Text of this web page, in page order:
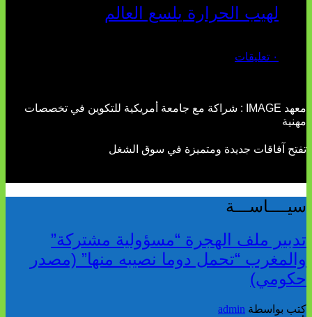
لهيب الحرارة يلسع العالم
٠ تعليقات
معهد IMAGE : شراكة مع جامعة أمريكية للتكوين في تخصصات
مهنية
تفتح آفاقات جديدة ومتميزة في سوق الشغل
سيــــاســـة
تدبير ملف الهجرة “مسؤولية مشتركة”
والمغرب “تحمل دوما نصيبه منها” (مصدر
حكومي)
كتب بواسطة admin